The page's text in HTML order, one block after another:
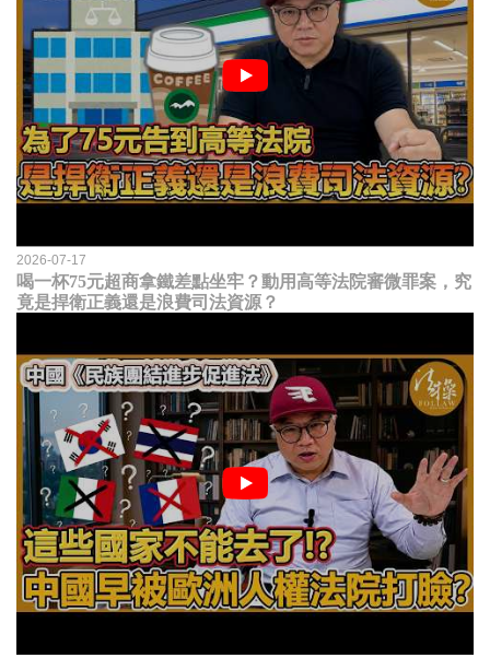
2026-07-17
喝一杯75元超商拿鐵差點坐牢？動用高等法院審微罪案，究
竟是捍衛正義還是浪費司法資源？